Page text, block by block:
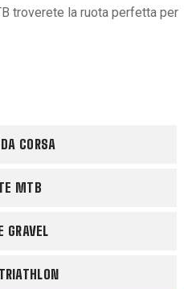
troverete la ruota perfetta per
CORSA
MTB
GRAVEL